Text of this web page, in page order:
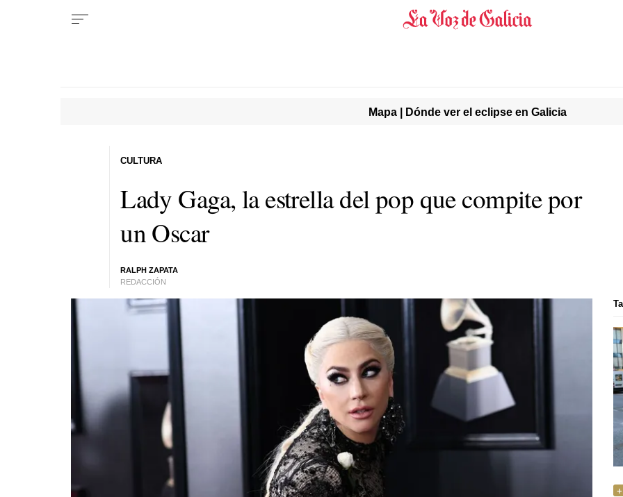
Mapa | Dónde ver el eclipse en Galicia
Lady Gaga, la estrella del pop que compite por
un Oscar
RALPH ZAPATA
REDACCIÓN
CULTURA